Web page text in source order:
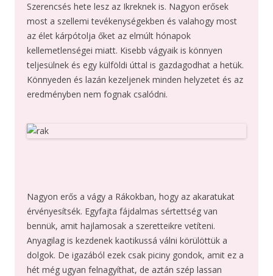
Szerencsés hete lesz az Ikreknek is. Nagyon erősek
most a szellemi tevékenységekben és valahogy most
az élet kárpótolja őket az elmúlt hónapok
kellemetlenségei miatt. Kisebb vágyaik is könnyen
teljesülnek és egy külföldi úttal is gazdagodhat a hetük.
Könnyeden és lazán kezeljenek minden helyzetet és az
eredményben nem fognak csalódni.
Nagyon erős a vágy a Rákokban, hogy az akaratukat
érvényesítsék. Egyfajta fájdalmas sértettség van
bennük, amit hajlamosak a szeretteikre vetíteni.
Anyagilag is kezdenek kaotikussá válni körülöttük a
dolgok. De igazából ezek csak piciny gondok, amit ez a
hét még ugyan felnagyíthat, de aztán szép lassan